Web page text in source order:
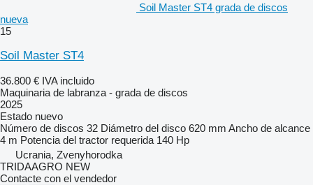
Soil Master ST4 grada de discos
nueva
15
Soil Master ST4
36.800 € IVA incluido
Maquinaria de labranza - grada de discos
2025
Estado nuevo
Número de discos 32 Diámetro del disco 620 mm Ancho de alcance
4 m Potencia del tractor requerida 140 Hp
Ucrania, Zvenyhorodka
TRIDAAGRO NEW
Contacte con el vendedor